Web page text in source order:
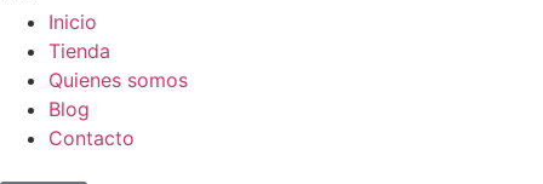
Inicio
Tienda
Quienes somos
Blog
Contacto